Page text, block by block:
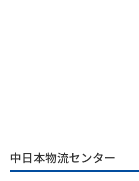
中日本物流センター